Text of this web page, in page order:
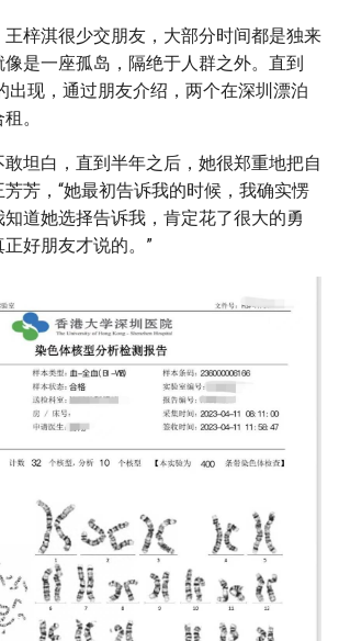
王梓淇很少交朋友，大部分时间都是独来
是一座孤岛，隔绝于人群之外。直到
出现，通过朋友介绍，两个在深圳漂泊
。
坦白，直到半年之后，她很郑重地把自
芳，“她最初告诉我的时候，我确实愣
道她选择告诉我，肯定花了很大的勇
好朋友才说的。”